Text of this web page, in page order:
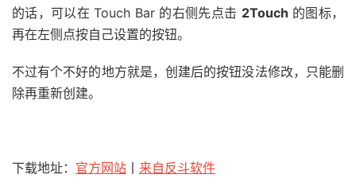
的话，可以在 Touch Bar 的右侧先点击 2Touch 的图标，
再在左侧点按自己设置的按钮。
不过有个不好的地方就是，创建后的按钮没法修改，只能删
除再重新创建。
下载地址： 官方网站 丨 来自反斗软件